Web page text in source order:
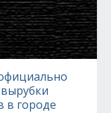
в городе